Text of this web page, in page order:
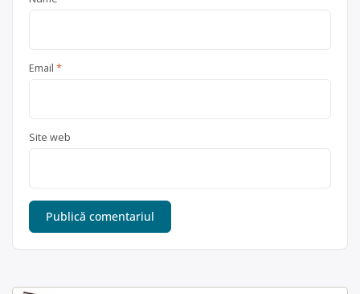
Email *
Site web